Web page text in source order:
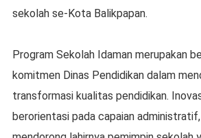
sekolah se-Kota Balikpapan.
Program Sekolah Idaman merupakan
komitmen Dinas Pendidikan dalam
transformasi kualitas pendidikan.
berorientasi pada capaian administratif,